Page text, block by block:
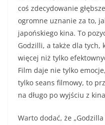
coś zdecydowanie
ogromne uznanie za to,
japońskiego kina. To
Godzilli, a także dla tych,
więcej niż tylko
Film daje nie tylko
tylko seans filmowy, to
na długo po wyjściu z
Warto dodać, że